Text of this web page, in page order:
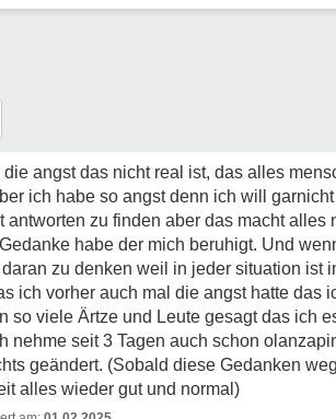
angst das nicht real ist, das alles
ich habe so angst denn ich will
zu finden aber das macht
habe der mich beruhigt. Und
zu denken weil in jeder situation ist
ich vorher auch mal die angst hatte das
so viele Ärtze und Leute gesagt das ich
nehme seit 3 Tagen auch schon
geändert. (Sobald diese Gedanken
alles wieder gut und normal)